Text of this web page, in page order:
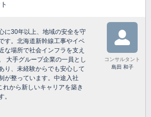
に30年以上、地域の安全を守
す。北海道新幹線工事やイベ
な場所で社会インフラを支え
大手グループ企業の一員とし
り、未経験からでも安心して
が整っています。中途入社
れから新しいキャリアを築き
。
コンサルタント
島田 和子